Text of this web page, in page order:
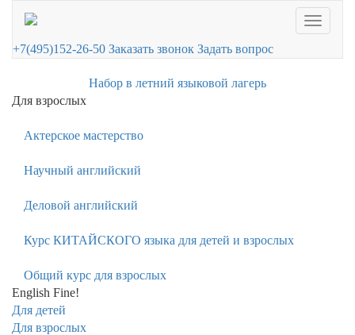
Toggle
+7(495)152-26-50 Заказать звонок Задать вопрос
Набор в летний языковой лагерь
Для взрослых
Актерское мастерство
Научный английский
Деловой английский
Курс КИТАЙСКОГО языка для детей и взрослых
Общий курс для взрослых
English Fine!
Для детей
Для взрослых